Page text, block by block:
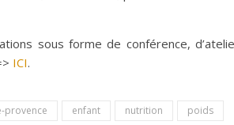
sous forme de conférence,
ICI.
provence enfant nutrition poids